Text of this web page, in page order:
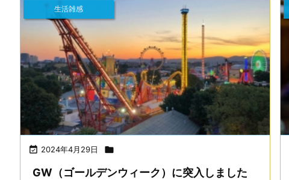
 2024年4月29日 
生活雑感
GW（ゴールデンウィーク）に突入しました